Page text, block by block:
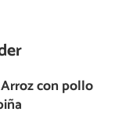
con pollo